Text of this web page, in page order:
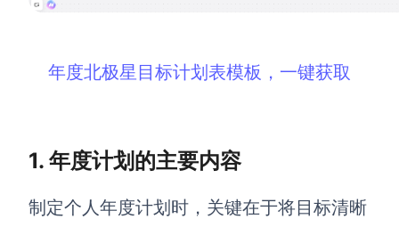
在线白板
敏捷实践
流程整理
路线图
UML图
年度北极星目标计划表模板，一键获取
1. 年度计划的主要内容
制定个人年度计划时，关键在于将目标清晰